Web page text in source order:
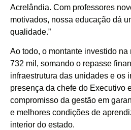
Acrelândia. Com professores
motivados, nossa educação dá
qualidade.”
Ao todo, o montante investido
732 mil, somando o repasse
infraestrutura das unidades e os
presença da chefe do Executivo
compromisso da gestão em
e melhores condições de
interior do estado.